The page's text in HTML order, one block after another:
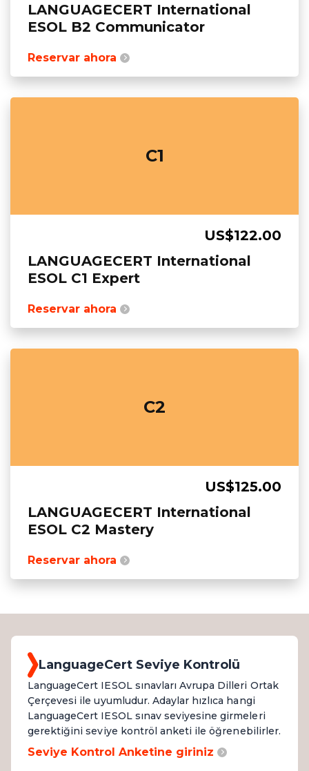
LANGUAGECERT International
ESOL B2 Communicator
Reservar ahora
C1
US$122.00
LANGUAGECERT International
ESOL C1 Expert
Reservar ahora
C2
US$125.00
LANGUAGECERT International
ESOL C2 Mastery
Reservar ahora
LanguageCert Seviye Kontrolü
LanguageCert IESOL sınavları Avrupa Dilleri Ortak
Çerçevesi ile uyumludur. Adaylar hızlıca hangi
LanguageCert IESOL sınav seviyesine girmeleri
gerektiğini seviye kontröl anketi ile öğrenebilirler.
Seviye Kontrol Anketine giriniz